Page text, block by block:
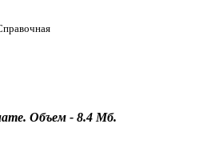
Объем - 8.4 Мб.